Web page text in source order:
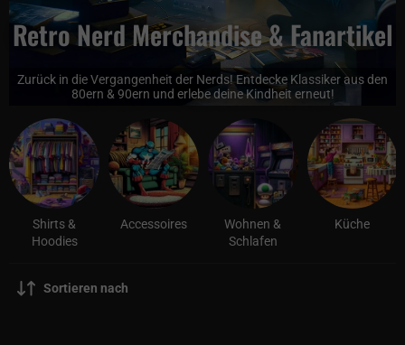
Retro Nerd Merchandise & Fanartikel
Zurück in die Vergangenheit der Nerds! Entdecke Klassiker aus den
80ern & 90ern und erlebe deine Kindheit erneut!
Shirts &
Hoodies
Accessoires
Wohnen &
Schlafen
Küche
Sortieren nach